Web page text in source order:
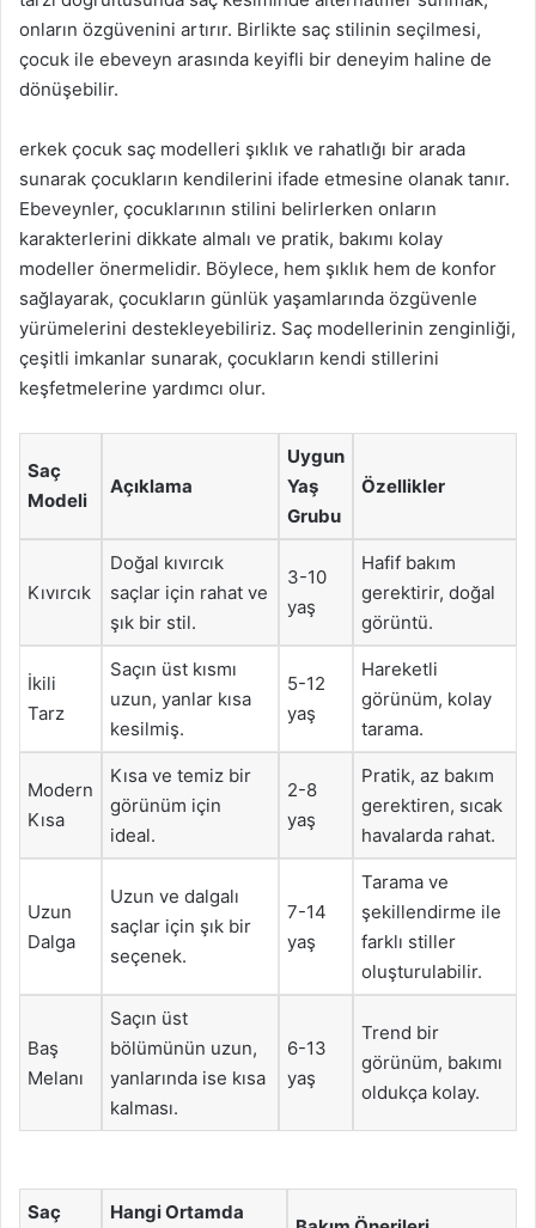
onların özgüvenini artırır. Birlikte saç stilinin seçilmesi,
çocuk ile ebeveyn arasında keyifli bir deneyim haline de
dönüşebilir.
erkek çocuk saç modelleri şıklık ve rahatlığı bir arada
sunarak çocukların kendilerini ifade etmesine olanak tanır.
Ebeveynler, çocuklarının stilini belirlerken onların
karakterlerini dikkate almalı ve pratik, bakımı kolay
modeller önermelidir. Böylece, hem şıklık hem de konfor
sağlayarak, çocukların günlük yaşamlarında özgüvenle
yürümelerini destekleyebiliriz. Saç modellerinin zenginliği,
çeşitli imkanlar sunarak, çocukların kendi stillerini
keşfetmelerine yardımcı olur.
Saç
Modeli
Açıklama
Uygun
Yaş
Grubu
Özellikler
Kıvırcık
Doğal kıvırcık
saçlar için rahat ve
şık bir stil.
3-10
yaş
Hafif bakım
gerektirir, doğal
görüntü.
İkili
Tarz
Saçın üst kısmı
uzun, yanlar kısa
kesilmiş.
5-12
yaş
Hareketli
görünüm, kolay
tarama.
Modern
Kısa
Kısa ve temiz bir
görünüm için
ideal.
2-8
yaş
Pratik, az bakım
gerektiren, sıcak
havalarda rahat.
Uzun
Dalga
Uzun ve dalgalı
saçlar için şık bir
seçenek.
7-14
yaş
Tarama ve
şekillendirme ile
farklı stiller
oluşturulabilir.
Baş
Melanı
Saçın üst
bölümünün uzun,
yanlarında ise kısa
kalması.
6-13
yaş
Trend bir
görünüm, bakımı
oldukça kolay.
Saç
Hangi Ortamda